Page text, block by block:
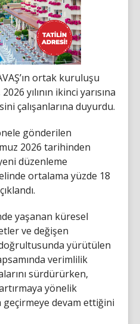
ortak kuruluşu
yılının ikinci yarısına
çalışanlarına duyurdu.
gönderilen
2026 tarihinden
düzenleme
ortalama yüzde 18
yaşanan küresel
ve değişen
yürütülen
verimlilik
sürdürürken,
yönelik
geçirmeye devam ettiğini